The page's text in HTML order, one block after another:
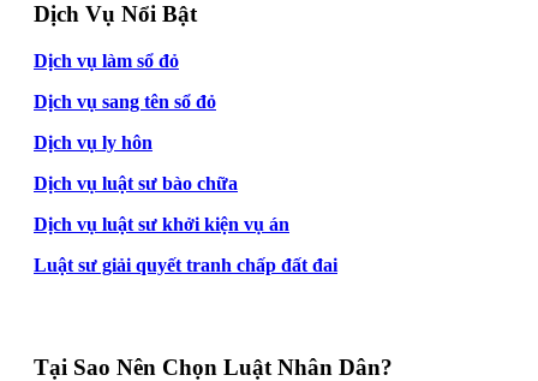
Dịch Vụ Nổi Bật
Dịch vụ làm sổ đỏ
Dịch vụ sang tên sổ đỏ
Dịch vụ ly hôn
Dịch vụ luật sư bào chữa
Dịch vụ luật sư khởi kiện vụ án
Luật sư giải quyết tranh chấp đất đai
Tại Sao Nên Chọn Luật Nhân Dân?